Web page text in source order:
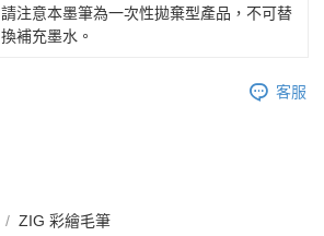
請注意本墨筆為一次性拋棄型產品，不可替
換補充墨水。
客服
ZIG 彩繪毛筆